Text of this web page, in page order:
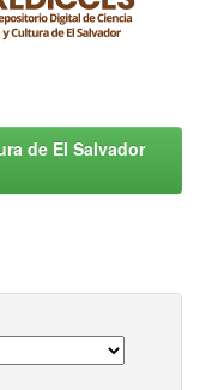
de El Salvador